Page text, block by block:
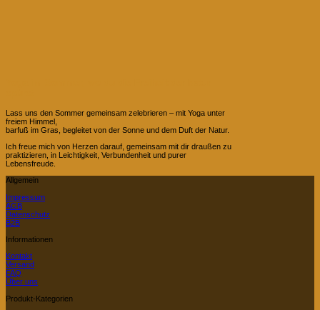
Lass uns den Sommer gemeinsam zelebrieren – mit Yoga unter
freiem Himmel,
barfuß im Gras, begleitet von der Sonne und dem Duft der Natur.
Ich freue mich von Herzen darauf, gemeinsam mit dir draußen zu
praktizieren, in Leichtigkeit, Verbundenheit und purer
Lebensfreude.
Allgemein
Impressum
AGB
Datenschutz
B2B
Informationen
Kontakt
Versand
FAQ
Über uns
Produkt-Kategorien